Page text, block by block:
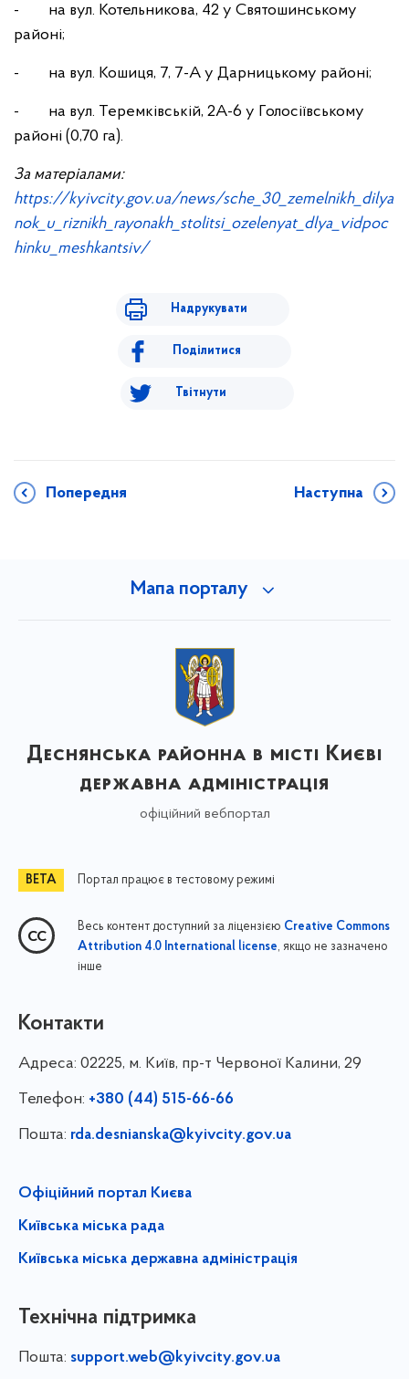
- на вул. Котельникова, 42 у Святошинському
районі;
- на вул. Кошиця, 7, 7-А у Дарницькому районі;
- на вул. Теремківській, 2А-6 у Голосіївському
районі (0,70 га).
За матеріалами:
https://kyivcity.gov.ua/news/sche_30_zemelnikh_dilya
nok_u_riznikh_rayonakh_stolitsi_ozelenyat_dlya_vidpoc
hinku_meshkantsiv/
Надрукувати
Поділитися
Твітнути
Попередня Наступна
Мапа порталу
Деснянська районна в місті Києві
державна адміністрація
офіційний вебпортал
Портал працює в тестовому режимі
Весь контент доступний за ліцензією Creative Commons
Attribution 4.0 International license, якщо не зазначено
інше
Контакти
Адреса: 02225, м. Київ, пр-т Червоної Калини, 29
Телефон: +380 (44) 515-66-66
Пошта: rda.desnianska@kyivcity.gov.ua
Офіційний портал Києва
Київська міська рада
Київська міська державна адміністрація
Технічна підтримка
Пошта: support.web@kyivcity.gov.ua